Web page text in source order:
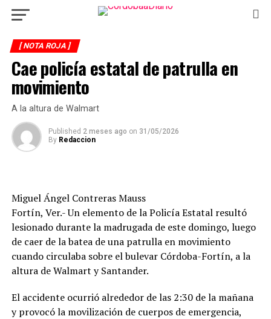
[ NOTA ROJA ]
Cae policía estatal de patrulla en
movimiento
A la altura de Walmart
Published 2 meses ago on 31/05/2026
By Redaccion
Miguel Ángel Contreras Mauss
Fortín, Ver.- Un elemento de la Policía Estatal resultó
lesionado durante la madrugada de este domingo, luego
de caer de la batea de una patrulla en movimiento
cuando circulaba sobre el bulevar Córdoba-Fortín, a la
altura de Walmart y Santander.
El accidente ocurrió alrededor de las 2:30 de la mañana
y provocó la movilización de cuerpos de emergencia,